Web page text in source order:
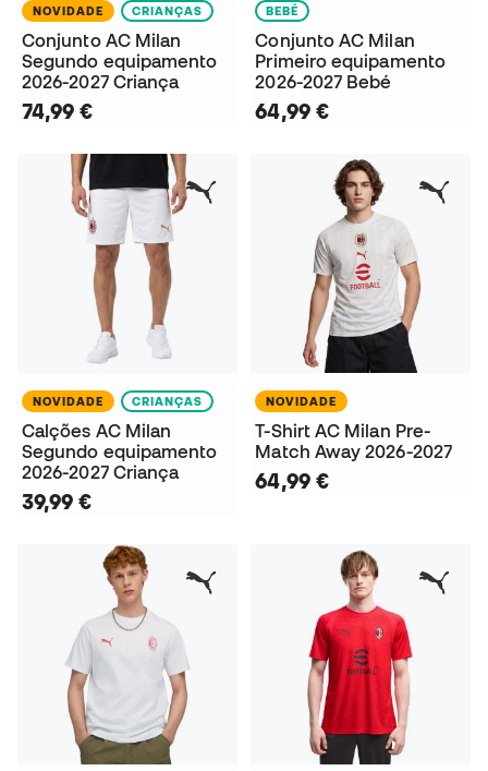
NOVIDADE CRIANÇAS
Conjunto AC Milan
Segundo equipamento
2026-2027 Criança
74,99 €
BEBÉ
Conjunto AC Milan
Primeiro equipamento
2026-2027 Bebé
64,99 €
NOVIDADE CRIANÇAS
Calções AC Milan
Segundo equipamento
2026-2027 Criança
39,99 €
NOVIDADE
T-Shirt AC Milan Pre-
Match Away 2026-2027
64,99 €